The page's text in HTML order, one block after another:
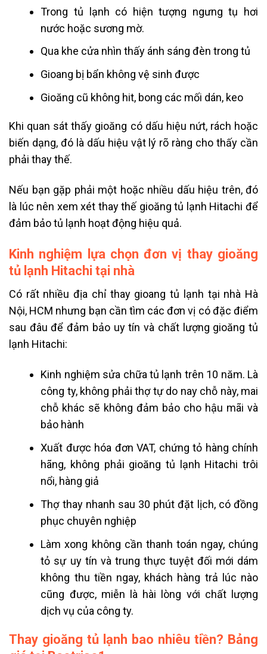
Trong tủ lạnh có hiện tượng ngưng tụ hơi
nước hoặc sương mờ.
Qua khe cửa nhìn thấy ánh sáng đèn trong tủ
Gioang bị bẩn không vệ sinh được
Gioăng cũ không hit, bong các mối dán, keo
Khi quan sát thấy gioăng có dấu hiệu nứt, rách hoặc
biến dạng, đó là dấu hiệu vật lý rõ ràng cho thấy cần
phải thay thế.
Nếu bạn gặp phải một hoặc nhiều dấu hiệu trên, đó
là lúc nên xem xét thay thế gioăng tủ lạnh Hitachi để
đảm bảo tủ lạnh hoạt động hiệu quả.
Kinh nghiệm lựa chọn đơn vị thay gioăng
tủ lạnh Hitachi tại nhà
Có rất nhiều địa chỉ thay gioang tủ lạnh tại nhà Hà
Nội, HCM nhưng bạn cần tìm các đơn vị có đặc điểm
sau đâu để đảm bảo uy tín và chất lượng gioăng tủ
lạnh Hitachi:
Kinh nghiệm sửa chữa tủ lạnh trên 10 năm. Là
công ty, không phải thợ tự do nay chỗ này, mai
chỗ khác sẽ không đảm bảo cho hậu mãi và
bảo hành
Xuất được hóa đơn VAT, chứng tỏ hàng chính
hãng, không phải gioăng tủ lạnh Hitachi trôi
nổi, hàng giả
Thợ thay nhanh sau 30 phút đặt lịch, có đồng
phục chuyên nghiệp
Làm xong không cần thanh toán ngay, chúng
tỏ sự uy tín và trung thực tuyệt đối mới dám
không thu tiền ngay, khách hàng trả lúc nào
cũng được, miễn là hài lòng với chất lượng
dịch vụ của công ty.
Thay gioăng tủ lạnh bao nhiêu tiền? Bảng